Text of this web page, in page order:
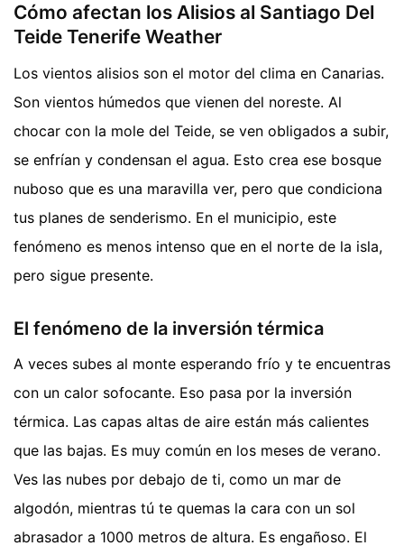
Cómo afectan los Alisios al Santiago Del
Teide Tenerife Weather
Los vientos alisios son el motor del clima en Canarias.
Son vientos húmedos que vienen del noreste. Al
chocar con la mole del Teide, se ven obligados a subir,
se enfrían y condensan el agua. Esto crea ese bosque
nuboso que es una maravilla ver, pero que condiciona
tus planes de senderismo. En el municipio, este
fenómeno es menos intenso que en el norte de la isla,
pero sigue presente.
El fenómeno de la inversión térmica
A veces subes al monte esperando frío y te encuentras
con un calor sofocante. Eso pasa por la inversión
térmica. Las capas altas de aire están más calientes
que las bajas. Es muy común en los meses de verano.
Ves las nubes por debajo de ti, como un mar de
algodón, mientras tú te quemas la cara con un sol
abrasador a 1000 metros de altura. Es engañoso. El